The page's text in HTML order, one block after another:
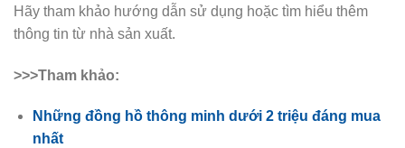
Hãy tham khảo hướng dẫn sử dụng hoặc tìm hiểu thêm
thông tin từ nhà sản xuất.
>>>Tham khảo:
Những đồng hồ thông minh dưới 2 triệu đáng mua
nhất